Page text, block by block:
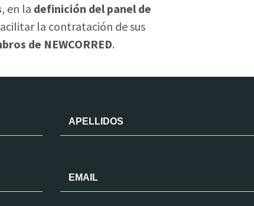
, en la definición del panel de
la contratación de sus
de NEWCORRED.